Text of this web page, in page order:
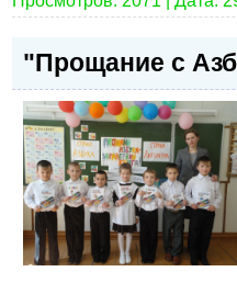
"Прощание с